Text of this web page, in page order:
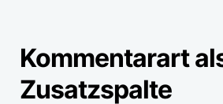
Kommentarart
Zusatzspalte